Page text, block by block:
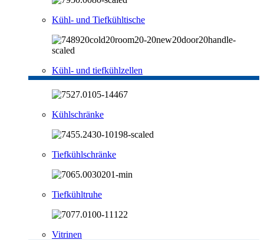
Kühl- und Tiefkühltische
Kühl- und tiefkühlzellen
Kühlschränke
Tiefkühlschränke
Tiefkühltruhe
Vitrinen